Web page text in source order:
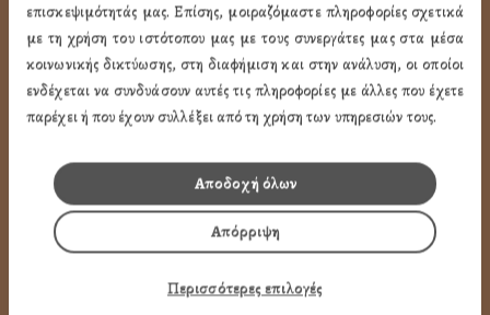
Προφίλ
Ποιότητα
Επικοινωνία
Πως Μπορώ να παραγγείλω
Πως Μπορώ να Πληρώσω
Μεταφορικά & Αντικαταβολή
επισκεψιμότητάς μας. Επίσης, μοιραζόμαστε πληροφορίες σχετικά
με τη χρήση του ιστότοπου μας με τους συνεργάτες μας στα μέσα
κοινωνικής δικτύωσης, στη διαφήμιση και στην ανάλυση, οι οποίοι
ενδέχεται να συνδυάσουν αυτές τις πληροφορίες με άλλες που έχετε
παρέχει ή που έχουν συλλέξει από τη χρήση των υπηρεσιών τους.
Απόρριψη
Αποδοχή όλων
Περισσότερες επιλογές